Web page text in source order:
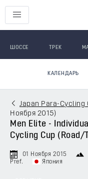
ШОССЕ ТРЕК
КАЛЕНДАРЬ
Japan Para-Cycling
Ноября 2015)
Men Elite -
Cycling Cup (Road/
01 Ноября 2015
Pref.
Япония